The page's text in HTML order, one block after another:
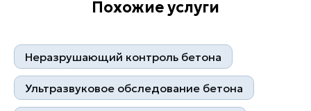
Похожие услуги
Неразрушающий контроль бетона
Ультразвуковое обследование бетона